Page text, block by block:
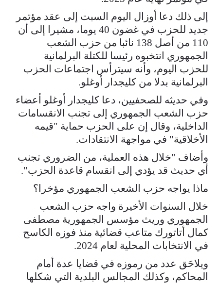
إلى ذلك دعا أوزال اليوم السبت إلى عقد مؤتمر
جديد للحزب في غضون 40 يوما، مشيرا إلى أن
110 من أصل 138 نائبا من حزب الشعب
الجمهوري انتخبوه رئيسا للكتلة البرلمانية
للحزب اليوم، وأنه سيترأس اجتماعات الحزب
البرلمانية بدلا من كليجدار أوغلو.
وفي حديثه للصحفيين، دعا كليجدار أوغلو أعضاء
حزب الشعب الجمهوري إلى تجنب الانقسامات
الداخلية، وقال إن على الحزب حماية "قيمه
الأخلاقية" في مواجهة الانتقادات.
وأضاف "خلال هذه العملية، من الضروري تجنب
أي حديث قد يؤدي إلى انقسام قاعدة الحزب".
ماذا يواجه حزب الشعب الجمهوري مؤخرا؟
خلال السنوات الأخيرة واجه حزب الشعب
الجمهوري وريث مؤسس الجمهورية مصطفى
كمال أتاتورك متاعب قضائية منذ فوزه الكاسح
في الانتخابات المحلية لعام 2024.
ويلاحَق عدد من رموزه في قضايا عدة أمام
المحاكم، وكذلك المجالس البلدية التي شكلها